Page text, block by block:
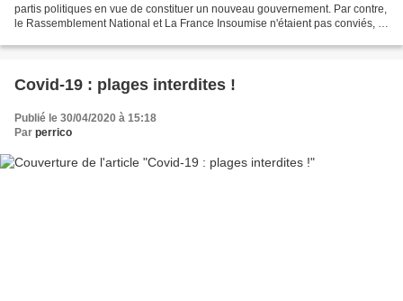
partis politiques en vue de constituer un nouveau gouvernement. Par contre,
le Rassemblement National et La France Insoumise n'étaient pas conviés, et
Covid-19 : plages interdites !
Publié le 30/04/2020 à 15:18
Par perrico